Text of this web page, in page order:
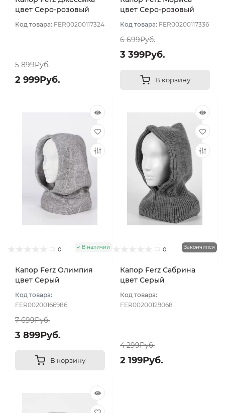
цвет Серо-розовый
Код товара: FER00200117324
5 899Руб.
2 999Руб.
цвет Серо-розовый
Код товара: FER00200117336
6 699Руб.
3 399Руб.
В корзину
0 В наличии
Капор Ferz Олимпия
цвет Серый
Код товара:
FER00200166986
7 699Руб.
3 899Руб.
В корзину
0 Закончился
Капор Ferz Сабрина
цвет Серый
Код товара:
FER00200129068
4 299Руб.
2 199Руб.